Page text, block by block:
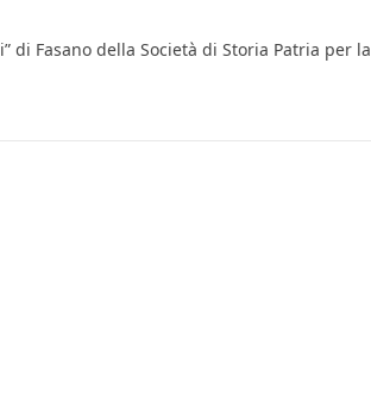
di Fasano della Società di Storia Patria per la